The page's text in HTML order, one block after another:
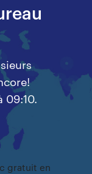
09:10.
gratuit en